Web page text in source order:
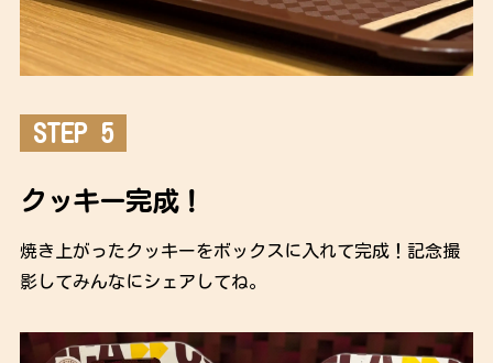
STEP 5
クッキー完成！
焼き上がったクッキーをボックスに入れて完成！記念撮
影してみんなにシェアしてね。